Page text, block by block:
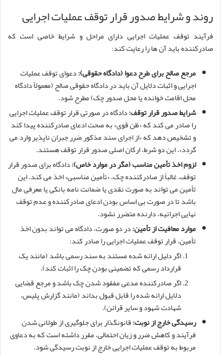
روند و شرایط صدور قرار توقف عملیات اجرایی
فرآیند توقف عملیات اجرایی دارای مراحل و شرایط خاصی است که
صادرکننده باید آن ها را رعایت کند:
مرجع صالح برای طرح دعوا (دادگاه حقوقی):دعوای توقف عملیات
اجرایی و اثبات دلایل آن باید در دادگاه حقوقی صالح (معمولاً دادگاه
محل اقامت خوانده یا محل صدور چک) مطرح شود.
شرایط صدور قرار توقف:دادگاه در صورتی قرار توقف عملیات اجرایی
را صادر می کند که «ظن قوی» به صحت ادعای صادرکننده پیدا کند
و تشخیص دهد که «از اجرای سند مذکور ضرر جبران ناپذیر وارد می
گردد». این دو شرط، ارکان اصلی صدور قرار توقف هستند.
لزوم اخذ تأمین مناسب (مگر در موارد خاص):دادگاه برای صدور قرار
توقف، غالباً از صادرکننده چک، «تأمین مناسبی» اخذ می کند. این
تأمین می تواند به صورت نقدی یا ضمانت نامه بانکی یا معرفی مال
باشد تا در صورت بی اساس بودن ادعای صادرکننده و عدم توقف
نهایی اجرائیه، دارنده متضرر نشود.
موارد معافیت از تأمین:در دو صورت، دادگاه می تواند بدون اخذ
تأمین، قرار توقف عملیات اجرایی را صادر کند:
اگر دلیل ارائه شده مستند به سند رسمی باشد (مانند یک
قرارداد رسمی که تضمینی بودن چک را اثبات کند).
اگر صادرکننده مدعی مفقود شدن چک باشد و مرجع قضایی
دلایل ارائه شده را قابل قبول بداند (مانند گزارش پلیس،
شهادت شهود و سایر قرائن).
رسیدگی خارج از نوبت:قانونگذار برای جلوگیری از طولانی شدن
فرآیند و کاهش ضرر و زیان احتمالی، مقرر داشته است که به دعاوی
مربوط به توقف عملیات اجرایی خارج از نوبت رسیدگی شود.